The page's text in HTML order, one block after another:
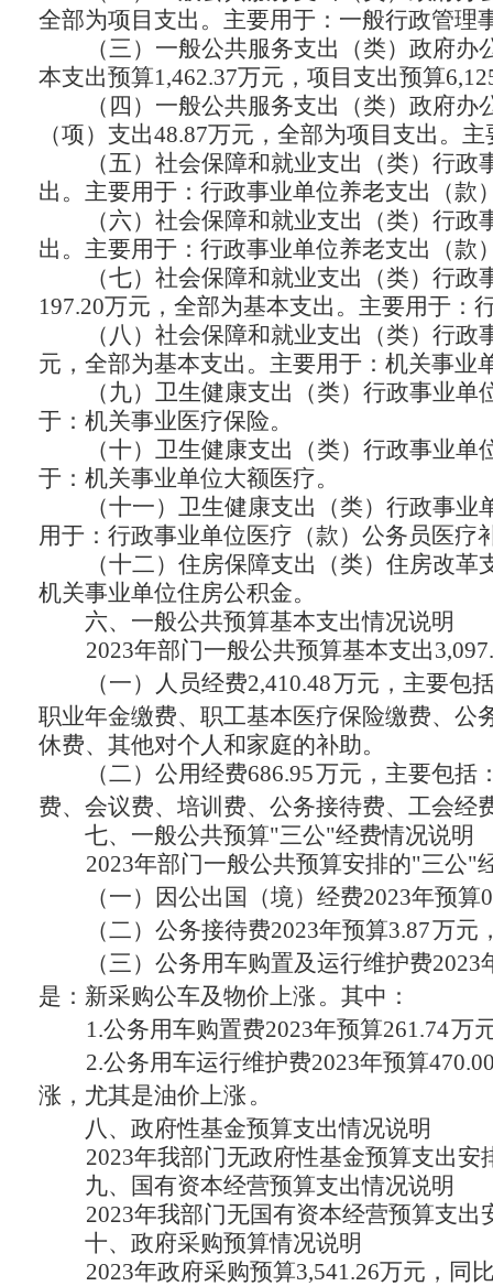
全部为项目支出。主要用于：一般行政管理
（三）一般公共服务支出（类）政府
本支出预算1,462.37万元，项目支出预算
（四）一般公共服务支出（类）政府
（项）支出48.87万元，全部为项目支出。主
（五）社会保障和就业支出（类）行
出。主要用于：行政事业单位养老支出（款
（六）社会保障和就业支出（类）行
出。主要用于：行政事业单位养老支出（款
（七）社会保障和就业支出（类）行
197.20万元，全部为基本支出。主要用于
（八）社会保障和就业支出（类）行
元，全部为基本支出。主要用于：机关事业
（九）卫生健康支出（类）行政事业
于：机关事业医疗保险。
（十）卫生健康支出（类）行政事业
于：机关事业单位大额医疗。
（十一）卫生健康支出（类）行政事
用于：行政事业单位医疗（款）公务员医疗
（十二）住房保障支出（类）住房改
机关事业单位住房公积金。
六、 一般公共预算基本支出情况说明
2023年部门一般公共预算基本支出
（一）人员经费2,410.48万元，主要包
职业年金缴费、职工基本医疗保险缴费、公
休费、其他对个人和家庭的补助。
（二）公用经费686.95万元，主要包括
费、会议费、培训费、公务接待费、工会
七、 一般公共预算"三公"经费情况说明
2023年部门一般公共预算安排的"三公"
（一）因公出国（境）经费2023年预算
（二）公务接待费2023年预算3.87万元
（三）公务用车购置及运行维护费2023
是：新采购公车及物价上涨 。其中：
1.公务用车购置费2023年预算261.74万
2.公务用车运行维护费2023年预算
涨，尤其是油价上涨 。
八、 政府性基金预算支出情况说明
2023年我部门无政府性基金预算支出安
九、
国有资本经营预算支出情况说明
2023年我部门无国有资本经营预算支
十、 政府采购预算情况说明
2023年政府采购预算3,541.26万元，同